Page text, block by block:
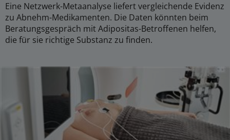
Eine Netzwerk-Metaanalyse liefert vergleichende Evidenz
zu Abnehm-Medikamenten. Die Daten könnten beim
Beratungsgespräch mit Adipositas-Betroffenen helfen,
die für sie richtige Substanz zu finden.